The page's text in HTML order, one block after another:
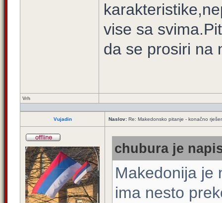
vise sa
da se prosiri na
Vrh
Vujadin Naslov: Re: Makedonsko pitanje - konačno
chubura je
Makedonija je
ima nesto